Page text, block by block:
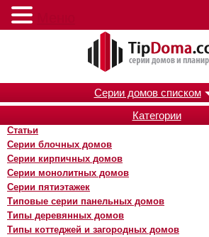
Серии домов списком
Категории
Статьи
Серии блочных домов
Серии кирпичных домов
Серии монолитных домов
Серии пятиэтажек
Типовые серии панельных домов
Типы деревянных домов
Типы коттеджей и загородных домов